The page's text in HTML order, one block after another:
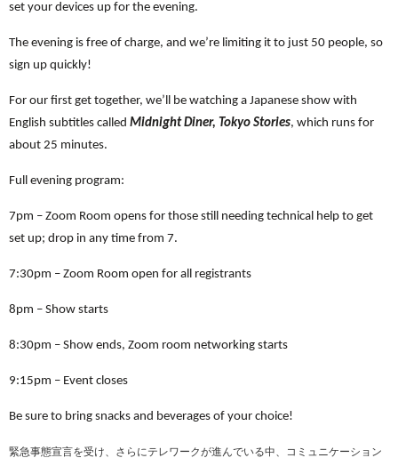
set your devices up for the evening.
The evening is free of charge, and we’re limiting it to just 50 people, so
sign up quickly!
For our first get together, we’ll be watching a Japanese show with
English subtitles called Midnight Diner, Tokyo Stories, which runs for
about 25 minutes.
Full evening program:
7pm – Zoom Room opens for those still needing technical help to get
set up; drop in any time from 7.
7:30pm – Zoom Room open for all registrants
8pm – Show starts
8:30pm – Show ends, Zoom room networking starts
9:15pm – Event closes
Be sure to bring snacks and beverages of your choice!
緊急事態宣言を受け、さらにテレワークが進んでいる中、コミュニケーション